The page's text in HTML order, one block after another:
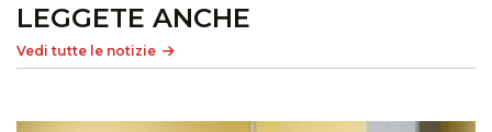
LEGGETE ANCHE
Vedi tutte le notizie